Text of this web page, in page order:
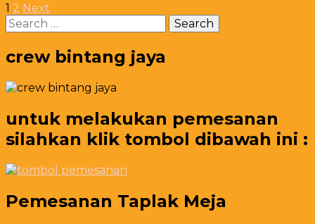
Order
Now
Posts
pagination
Page
1 Page
2 Next
Search
for:
crew bintang jaya
untuk melakukan pemesanan
silahkan klik tombol dibawah ini :
Pemesanan Taplak Meja